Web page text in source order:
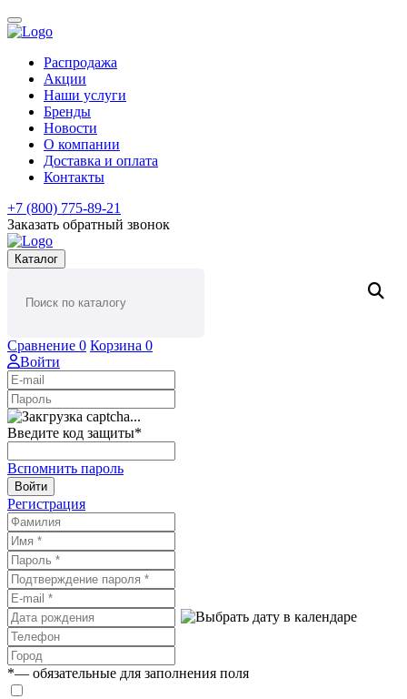
Распродажа
Акции
Наши услуги
Бренды
Новости
О компании
Доставка и оплата
Контакты
+7 (800) 775-89-21
Заказать обратный звонок
Каталог
Сравнение 0 Корзина 0
Войти
Введите код защиты*
Вспомнить пароль
Войти
Регистрация
*— обязательные для заполнения поля